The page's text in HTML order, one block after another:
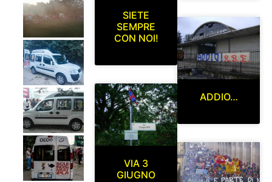
SIETE
SEMPRE
CON NOI!
VIA 3
GIUGNO
ADDIO…